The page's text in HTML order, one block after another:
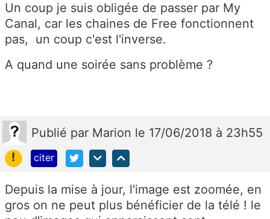
Un coup je suis obligée de passer par My
Canal, car les chaines de Free fonctionnent
pas, un coup c'est l'inverse.
A quand une soirée sans problème ?
Publié par Marion le 17/06/2018 à 23h55
!
citer
Depuis la mise à jour, l'image est zoomée, en
gros on ne peut plus bénéficier de la télé ! le